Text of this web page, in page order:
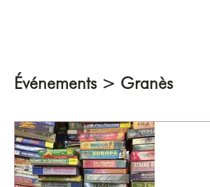
Événements > Granès